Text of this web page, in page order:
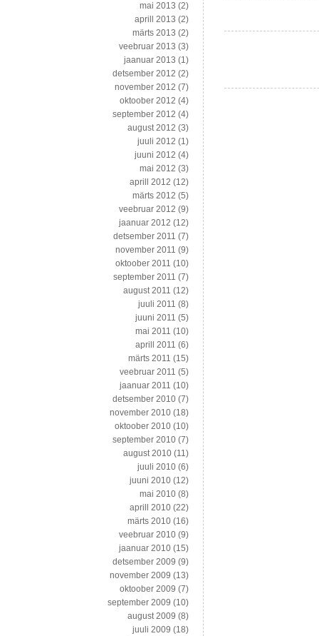
küberrünnakutest
mai 2013 (2)
aprill 2013 (2)
märts 2013 (2)
veebruar 2013 (3)
jaanuar 2013 (1)
detsember 2012 (2)
november 2012 (7)
oktoober 2012 (4)
september 2012 (4)
august 2012 (3)
juuli 2012 (1)
juuni 2012 (4)
mai 2012 (3)
aprill 2012 (12)
märts 2012 (5)
veebruar 2012 (9)
jaanuar 2012 (12)
detsember 2011 (7)
november 2011 (9)
oktoober 2011 (10)
september 2011 (7)
august 2011 (12)
juuli 2011 (8)
juuni 2011 (5)
mai 2011 (10)
aprill 2011 (6)
märts 2011 (15)
veebruar 2011 (5)
jaanuar 2011 (10)
detsember 2010 (7)
november 2010 (18)
oktoober 2010 (10)
september 2010 (7)
august 2010 (11)
juuli 2010 (6)
juuni 2010 (12)
mai 2010 (8)
aprill 2010 (22)
märts 2010 (16)
veebruar 2010 (9)
jaanuar 2010 (15)
detsember 2009 (9)
november 2009 (13)
oktoober 2009 (7)
september 2009 (10)
august 2009 (8)
juuli 2009 (18)